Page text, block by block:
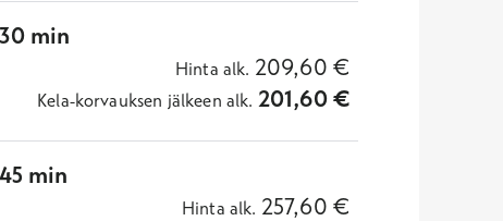
min
Hinta alk. 209,60 €
Kela-korvauksen jälkeen alk. 201,60€
min
Hinta alk. 257,60 €